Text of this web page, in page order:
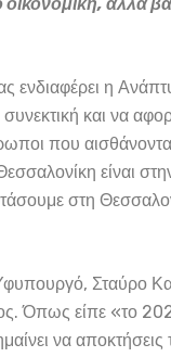
η
και να
που αισθάνονται
είναι
στη
Σταύρο
Όπως είπε «το
να